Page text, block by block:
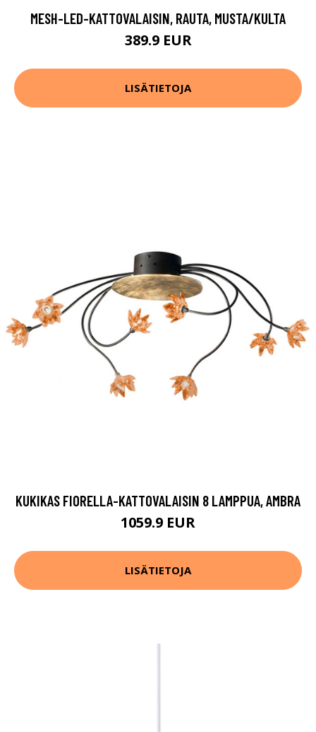
MESH-LED-KATTOVALAISIN, RAUTA, MUSTA/KULTA
389.9 EUR
LISÄTIETOJA
KUKIKAS FIORELLA-KATTOVALAISIN 8 LAMPPUA, AMBRA
1059.9 EUR
LISÄTIETOJA